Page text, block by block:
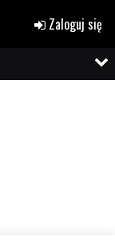
Zaloguj się